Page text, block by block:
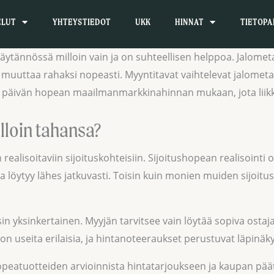
YHTEYSTIEDOT UKK HINNAT
milloin vain ja on suhteellisen helppoa.
rahaksi nopeasti. Myyntitavat vaihtelevat
hopean maailmanmarkkinahinnan mukaan, jota
tahansa?
sijoituskohteisiin. Sijoitushopean realisointi
lähes jatkuvasti. Toisin kuin monien muiden
yksinkertainen. Myyjän tarvitsee vain löytää sopiva
useita erilaisia, ja hintanoteeraukset perustuvat
arvioinnista hintatarjoukseen ja kaupan